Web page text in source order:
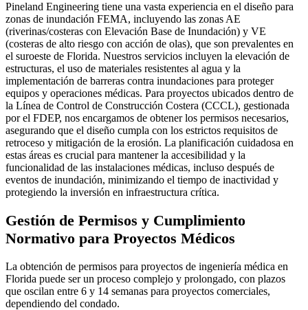
Pineland Engineering tiene una vasta experiencia en el diseño para
zonas de inundación FEMA, incluyendo las zonas AE
(riverinas/costeras con Elevación Base de Inundación) y VE
(costeras de alto riesgo con acción de olas), que son prevalentes en
el suroeste de Florida. Nuestros servicios incluyen la elevación de
estructuras, el uso de materiales resistentes al agua y la
implementación de barreras contra inundaciones para proteger
equipos y operaciones médicas. Para proyectos ubicados dentro de
la Línea de Control de Construcción Costera (CCCL), gestionada
por el FDEP, nos encargamos de obtener los permisos necesarios,
asegurando que el diseño cumpla con los estrictos requisitos de
retroceso y mitigación de la erosión. La planificación cuidadosa en
estas áreas es crucial para mantener la accesibilidad y la
funcionalidad de las instalaciones médicas, incluso después de
eventos de inundación, minimizando el tiempo de inactividad y
protegiendo la inversión en infraestructura crítica.
Gestión de Permisos y Cumplimiento
Normativo para Proyectos Médicos
La obtención de permisos para proyectos de ingeniería médica en
Florida puede ser un proceso complejo y prolongado, con plazos
que oscilan entre 6 y 14 semanas para proyectos comerciales,
dependiendo del condado.